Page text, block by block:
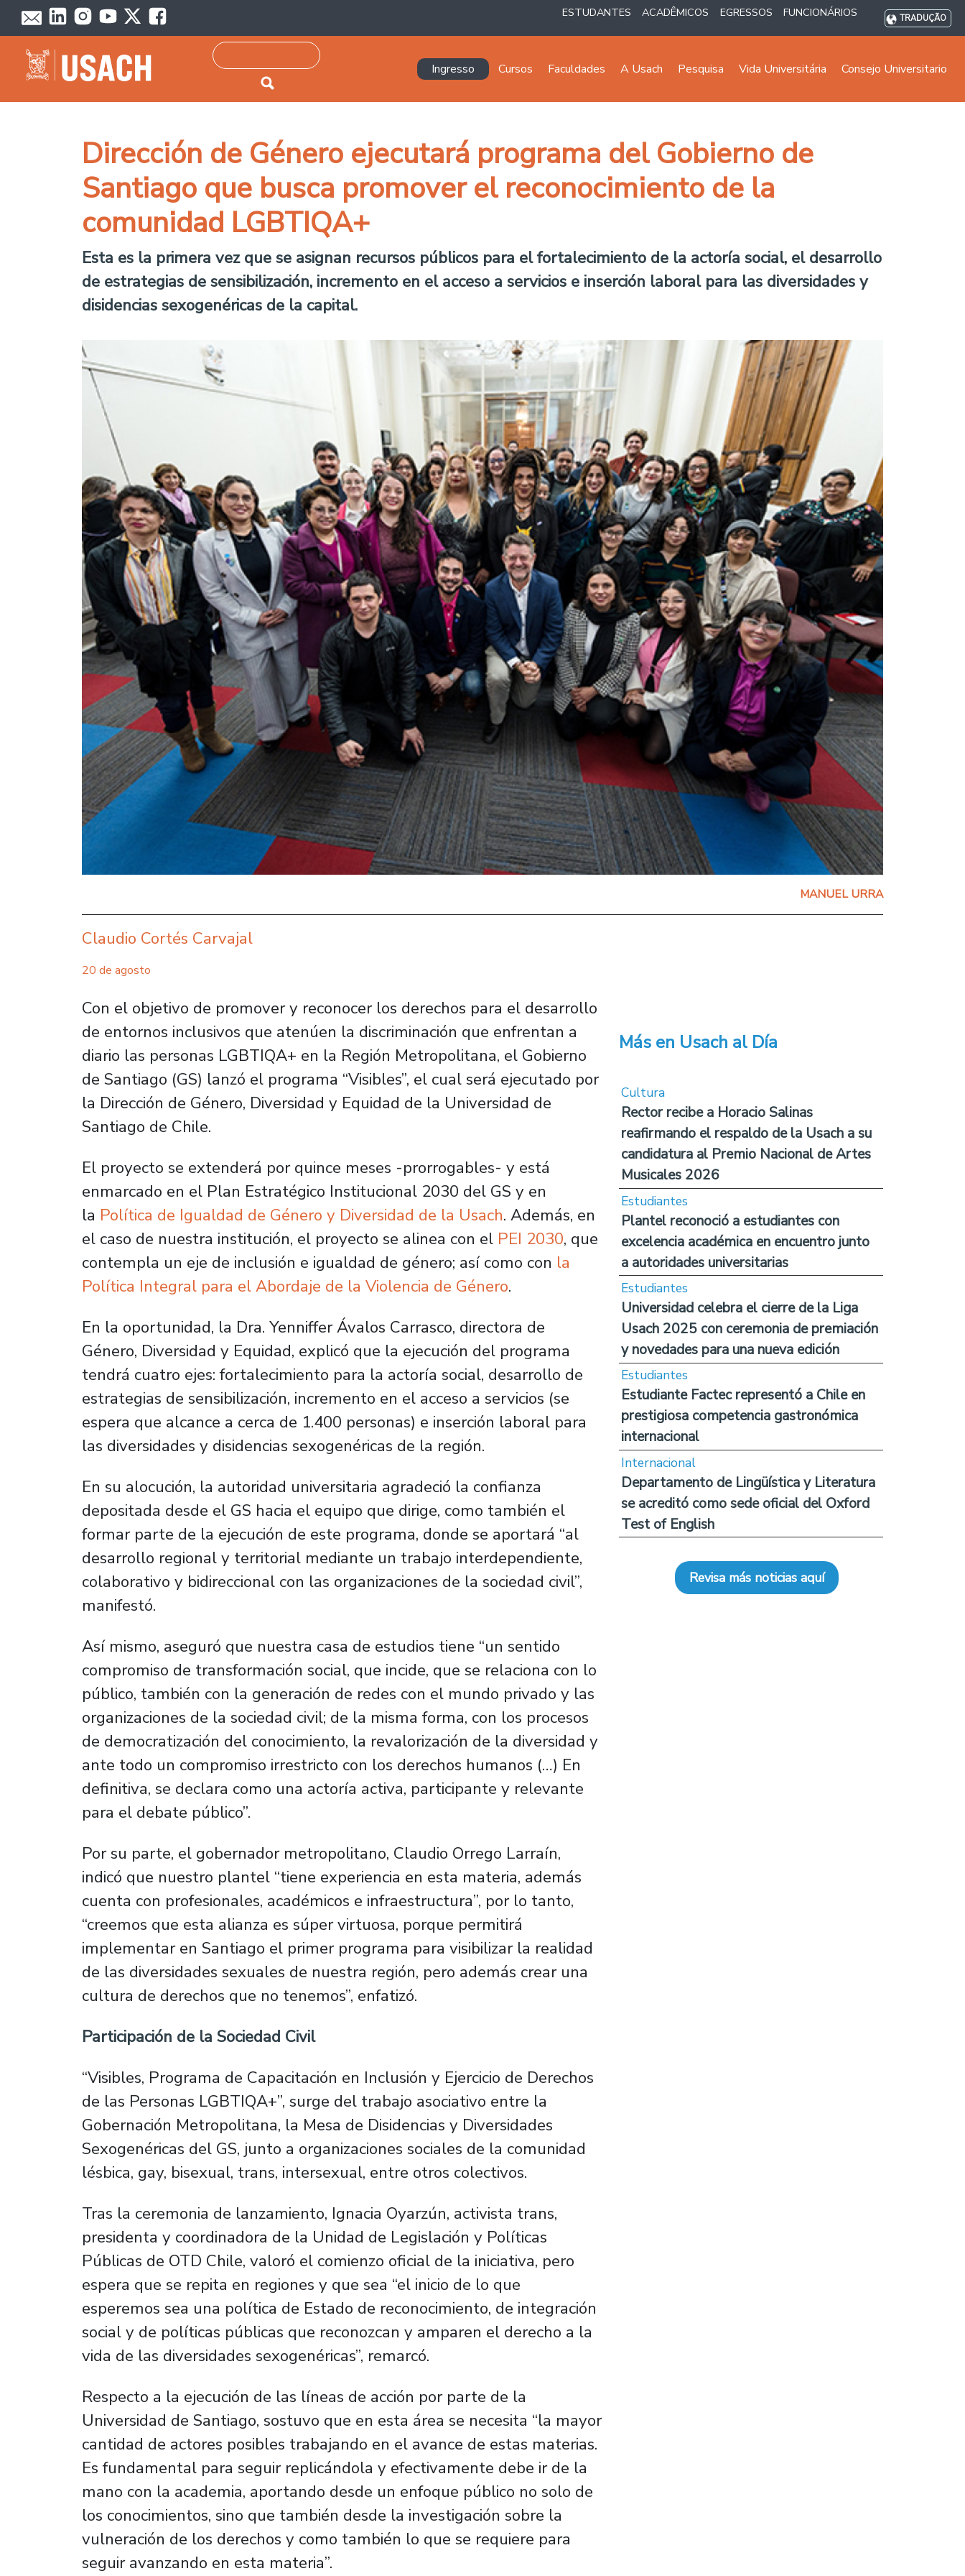
Passar para o conteúdo principal ESTUDANTES ACADÊMICOS EGRESSOS FUNCIONÁRIOS TRADUÇÃO
Pesquisar
Navegación principal
Ingresso Cursos Faculdades A Usach Pesquisa Vida Universitária Consejo Universitario
Dirección de Género ejecutará programa del Gobierno de
Santiago que busca promover el reconocimiento de la
comunidad LGBTIQA+
Esta es la primera vez que se asignan recursos públicos para el fortalecimiento de la actoría social, el desarrollo
de estrategias de sensibilización, incremento en el acceso a servicios e inserción laboral para las diversidades y
disidencias sexogenéricas de la capital.
MANUEL URRA
Claudio Cortés Carvajal
20 de agosto
Con el objetivo de promover y reconocer los derechos para el desarrollo
de entornos inclusivos que atenúen la discriminación que enfrentan a
diario las personas LGBTIQA+ en la Región Metropolitana, el Gobierno
de Santiago (GS) lanzó el programa “Visibles”, el cual será ejecutado por
la Dirección de Género, Diversidad y Equidad de la Universidad de
Santiago de Chile.
El proyecto se extenderá por quince meses -prorrogables- y está
enmarcado en el Plan Estratégico Institucional 2030 del GS y en
la Política de Igualdad de Género y Diversidad de la Usach. Además, en
el caso de nuestra institución, el proyecto se alinea con el PEI 2030, que
contempla un eje de inclusión e igualdad de género; así como con la
Política Integral para el Abordaje de la Violencia de Género.
En la oportunidad, la Dra. Yenniffer Ávalos Carrasco, directora de
Género, Diversidad y Equidad, explicó que la ejecución del programa
tendrá cuatro ejes: fortalecimiento para la actoría social, desarrollo de
estrategias de sensibilización, incremento en el acceso a servicios (se
espera que alcance a cerca de 1.400 personas) e inserción laboral para
las diversidades y disidencias sexogenéricas de la región.
En su alocución, la autoridad universitaria agradeció la confianza
depositada desde el GS hacia el equipo que dirige, como también el
formar parte de la ejecución de este programa, donde se aportará “al
desarrollo regional y territorial mediante un trabajo interdependiente,
colaborativo y bidireccional con las organizaciones de la sociedad civil”,
manifestó.
Así mismo, aseguró que nuestra casa de estudios tiene “un sentido
compromiso de transformación social, que incide, que se relaciona con lo
público, también con la generación de redes con el mundo privado y las
organizaciones de la sociedad civil; de la misma forma, con los procesos
de democratización del conocimiento, la revalorización de la diversidad y
ante todo un compromiso irrestricto con los derechos humanos (…) En
definitiva, se declara como una actoría activa, participante y relevante
para el debate público”.
Por su parte, el gobernador metropolitano, Claudio Orrego Larraín,
indicó que nuestro plantel “tiene experiencia en esta materia, además
cuenta con profesionales, académicos e infraestructura”, por lo tanto,
“creemos que esta alianza es súper virtuosa, porque permitirá
implementar en Santiago el primer programa para visibilizar la realidad
de las diversidades sexuales de nuestra región, pero además crear una
cultura de derechos que no tenemos”, enfatizó.
Participación de la Sociedad Civil
“Visibles, Programa de Capacitación en Inclusión y Ejercicio de Derechos
de las Personas LGBTIQA+”, surge del trabajo asociativo entre la
Gobernación Metropolitana, la Mesa de Disidencias y Diversidades
Sexogenéricas del GS, junto a organizaciones sociales de la comunidad
lésbica, gay, bisexual, trans, intersexual, entre otros colectivos.
Tras la ceremonia de lanzamiento, Ignacia Oyarzún, activista trans,
presidenta y coordinadora de la Unidad de Legislación y Políticas
Públicas de OTD Chile, valoró el comienzo oficial de la iniciativa, pero
espera que se repita en regiones y que sea “el inicio de lo que
esperemos sea una política de Estado de reconocimiento, de integración
social y de políticas públicas que reconozcan y amparen el derecho a la
vida de las diversidades sexogenéricas”, remarcó.
Respecto a la ejecución de las líneas de acción por parte de la
Universidad de Santiago, sostuvo que en esta área se necesita “la mayor
cantidad de actores posibles trabajando en el avance de estas materias.
Es fundamental para seguir replicándola y efectivamente debe ir de la
mano con la academia, aportando desde un enfoque público no solo de
los conocimientos, sino que también desde la investigación sobre la
vulneración de los derechos y como también lo que se requiere para
seguir avanzando en esta materia”.
Más en Usach al Día
Cultura
Rector recibe a Horacio Salinas
reafirmando el respaldo de la Usach a su
candidatura al Premio Nacional de Artes
Musicales 2026
Estudiantes
Plantel reconoció a estudiantes con
excelencia académica en encuentro junto
a autoridades universitarias
Estudiantes
Universidad celebra el cierre de la Liga
Usach 2025 con ceremonia de premiación
y novedades para una nueva edición
Estudiantes
Estudiante Factec representó a Chile en
prestigiosa competencia gastronómica
internacional
Internacional
Departamento de Lingüística y Literatura
se acreditó como sede oficial del Oxford
Test of English
Revisa más noticias aquí